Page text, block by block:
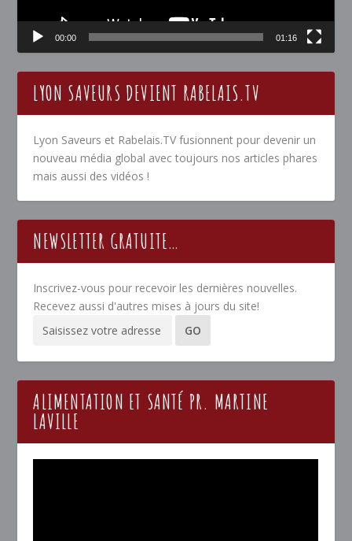
00:00 01:16
LYON SAVEURS DEVIENT RABELAIS.TV
Lyon Saveurs et Rabelais.TV fusionnent pour devenir un
nouveau média global avec toujours nos articles phares
mais aussi des vidéos !
NEWSLETTER GRATUITE…
Inscrivez-vous pour recevoir les dernières nouvelles.
Recevez aussi d'autres mises à jours du site!
ALIMENTATION ET SANTÉ PR. MARTINE
LAVILLE